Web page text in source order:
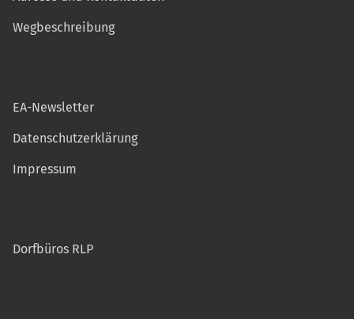
Wegbeschreibung
EA-Newsletter
Datenschutzerklärung
Impressum
Dorfbüros RLP